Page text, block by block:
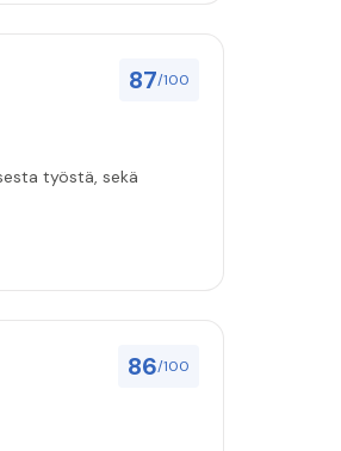
87/100
työstä, sekä
86/100